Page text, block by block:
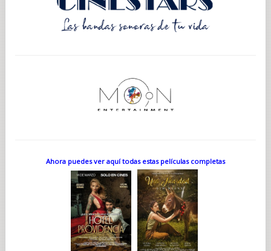
Ahora puedes ver aquí todas estas películas completas